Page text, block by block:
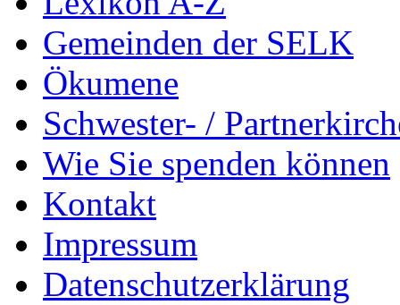
Gemeinden der SELK
Ökumene
Schwester- /
Wie Sie spenden können
Kontakt
Impressum
Datenschutzerklärung